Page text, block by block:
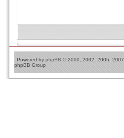
Powered by phpBB © 2000, 2002, 2005, 2007
phpBB Group